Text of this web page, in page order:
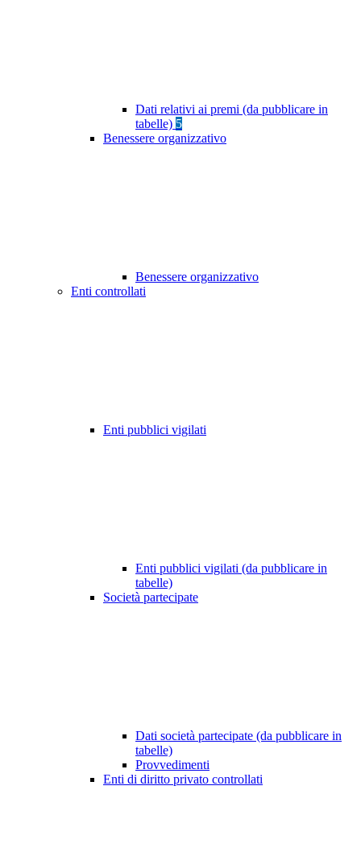
Dati relativi ai premi (da pubblicare in
tabelle) 5
Benessere organizzativo
Benessere organizzativo
Enti controllati
Enti pubblici vigilati
Enti pubblici vigilati (da pubblicare in
tabelle)
Società partecipate
Dati società partecipate (da pubblicare in
tabelle)
Provvedimenti
Enti di diritto privato controllati